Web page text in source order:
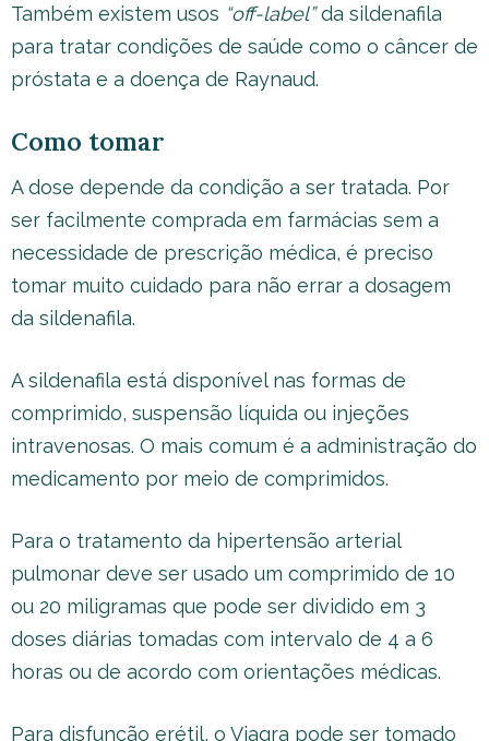
Também existem usos “off-label”da sildenafila
para tratar condições de saúde como o câncer de
próstata e a doença de Raynaud.
Como tomar
A dose depende da condição a ser tratada. Por
ser facilmente comprada em farmácias sem a
necessidade de prescrição médica, é preciso
tomar muito cuidado para não errar a dosagem
da sildenafila.
A sildenafila está disponível nas formas de
comprimido, suspensão líquida ou injeções
intravenosas. O mais comum é a administração do
medicamento por meio de comprimidos.
Para o tratamento da hipertensão arterial
pulmonar deve ser usado um comprimido de 10
ou 20 miligramas que pode ser dividido em 3
doses diárias tomadas com intervalo de 4 a 6
horas ou de acordo com orientações médicas.
Para disfunção erétil, o Viagra pode ser tomado